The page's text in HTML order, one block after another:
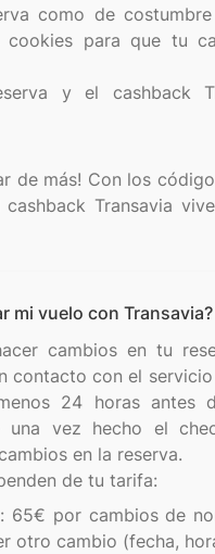
como de
cookies para que tu
y el cashback
de más! Con los
cashback Transavia
mi vuelo con Transavia?
cambios en tu
contacto con el
24 horas antes
una vez hecho el
en la reserva.
65€ por cambios de
otro cambio (fecha,